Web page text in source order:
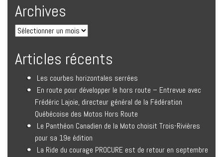
Archives
Articles récents
Les courbes horizontales serrées
En route pour développer le hors route – Entrevue avec
Frédéric Lajoie, directeur général de la Fédération
Québécoise des Motos Hors Route
Le Panthéon Canadien de la Moto choisit Trois-Rivières
pour sa 19e édition
La Ride du courage PROCURE est de retour en septembre